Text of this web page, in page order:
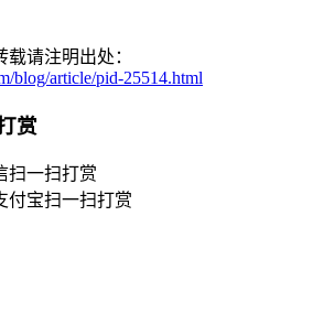
请注明出处：
blog/article/pid-25514.html
赏
扫一扫打赏
付宝扫一扫打赏